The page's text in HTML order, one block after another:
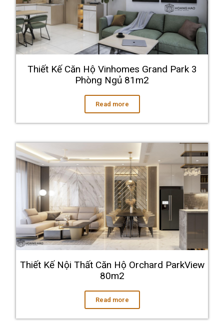
Thiết Kế Căn Hộ Vinhomes Grand Park 3
Phòng Ngủ 81m2
Read more
Thiết Kế Nội Thất Căn Hộ Orchard ParkView
80m2
Read more